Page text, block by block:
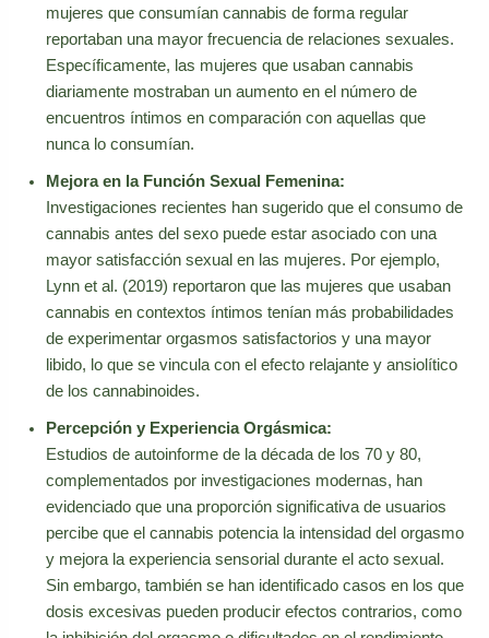
mujeres que consumían cannabis de forma regular
reportaban una mayor frecuencia de relaciones sexuales.
Específicamente, las mujeres que usaban cannabis
diariamente mostraban un aumento en el número de
encuentros íntimos en comparación con aquellas que
nunca lo consumían.
Mejora en la Función Sexual Femenina:
Investigaciones recientes han sugerido que el consumo de
cannabis antes del sexo puede estar asociado con una
mayor satisfacción sexual en las mujeres. Por ejemplo,
Lynn et al. (2019) reportaron que las mujeres que usaban
cannabis en contextos íntimos tenían más probabilidades
de experimentar orgasmos satisfactorios y una mayor
libido, lo que se vincula con el efecto relajante y ansiolítico
de los cannabinoides.
Percepción y Experiencia Orgásmica:
Estudios de autoinforme de la década de los 70 y 80,
complementados por investigaciones modernas, han
evidenciado que una proporción significativa de usuarios
percibe que el cannabis potencia la intensidad del orgasmo
y mejora la experiencia sensorial durante el acto sexual.
Sin embargo, también se han identificado casos en los que
dosis excesivas pueden producir efectos contrarios, como